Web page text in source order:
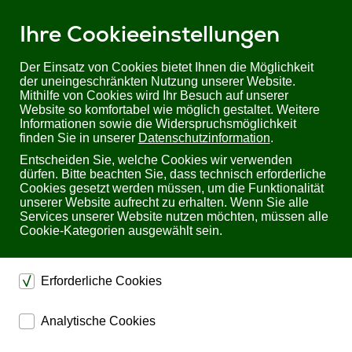
Ihre Cookieeinstellungen
Der Einsatz von Cookies bietet Ihnen die Möglichkeit
der uneingeschränkten Nutzung unserer Website.
Mithilfe von Cookies wird Ihr Besuch auf unserer
Website so komfortabel wie möglich gestaltet. Weitere
Informationen sowie die Widerspruchsmöglichkeit
finden Sie in unserer Datenschutzinformation.
Entscheiden Sie, welche Cookies wir verwenden
dürfen. Bitte beachten Sie, dass technisch erforderliche
Cookies gesetzt werden müssen, um die Funktionalität
unserer Website aufrecht zu erhalten. Wenn Sie alle
Services unserer Website nutzen möchten, müssen alle
Cookie-Kategorien ausgewählt sein.
Erforderliche Cookies
dienen dem technischen einwandfreien Betrieb unserer
Website.
Analytische Cookies
Sie befinden sich hier:Startseite Planet PLANET
PLANET
Alle online verfügbaren
PLANET Produkte
anzeigen.
Unverbindlich Informationen
Füllen Sie bitte dieses Formular aus, wenn Sie weitere